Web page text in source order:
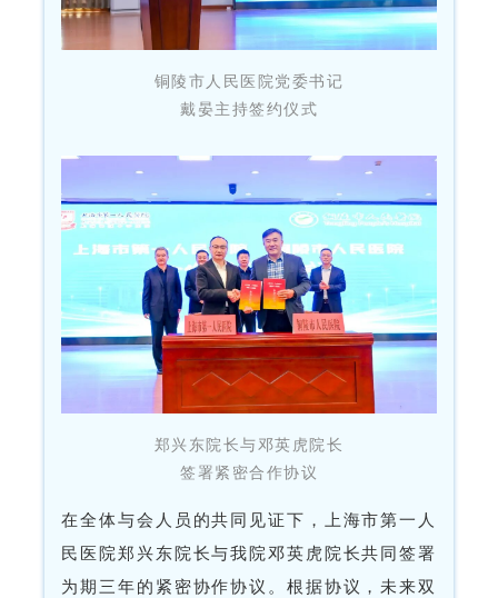
铜陵市人民医院党委书记
戴晏主持签约仪式
郑兴东院长与邓英虎院长
签署紧密合作协议
在全体与会人员的共同见证下，上海市第一人
民医院郑兴东院长与我院邓英虎院长共同签署
为期三年的紧密协作协议。 根据协议，未来双